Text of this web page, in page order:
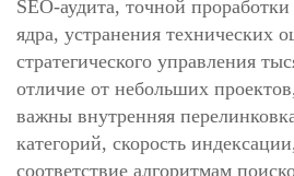
SEO-аудита, точной проработки
ядра, устранения технических
стратегического управления
отличие от небольших
важны внутренняя
категорий, скорость
соответствие алгоритмам